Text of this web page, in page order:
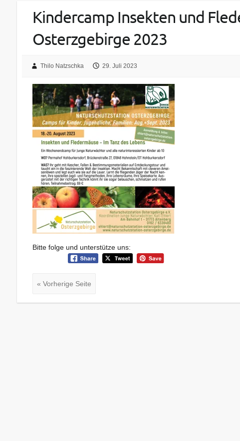
Kindercamp Insekten und
Osterzgebirge 2023
Thilo Natzschka 29. Juli 2023
Bitte folge und unterstütze uns:
« Vorherige Seite